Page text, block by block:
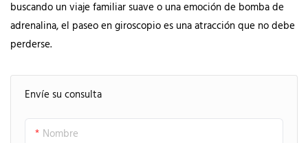
Envíe su consulta
Nombre
buscando un viaje familiar suave o una emoción de bomba de
adrenalina, el paseo en giroscopio es una atracción que no debe
perderse.